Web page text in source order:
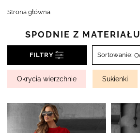
Strona główna
SPODNIE Z MATERIAŁU
FILTRY Sortowanie:
Okrycia wierzchnie Sukienki